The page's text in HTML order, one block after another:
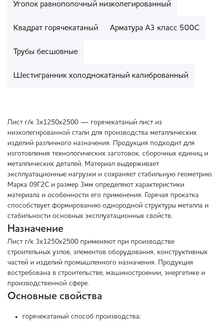
Уголок равнополочный низколегированный
Квадрат горячекатаный Арматура А3 класс 500С
Трубы бесшовные
Шестигранник холоднокатаный калиброванный
Лист г/к 3х1250х2500 — горячекатаный лист из
низколегированной стали для производства металлических
изделий различного назначения. Продукция подходит для
изготовления технологических заготовок, сборочных единиц и
металлических деталей. Материал выдерживает
эксплуатационные нагрузки и сохраняет стабильную геометрию.
Марка 09Г2С и размер 3мм определяют характеристики
материала и особенности его применения. Горячая прокатка
способствует формированию однородной структуры металла и
стабильности основных эксплуатационных свойств.
Назначение
Лист г/к 3х1250х2500 применяют при производстве
строительных узлов, элементов оборудования, конструктивных
частей и изделий промышленного назначения. Продукция
востребована в строительстве, машиностроении, энергетике и
производственной сфере.
Основные свойства
горячекатаный способ производства;